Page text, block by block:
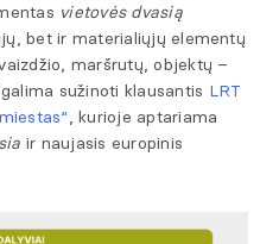
vietovės dvasią
bet ir materialiųjų elementų
maršrutų, objektų –
sužinoti klausantis LRT
, kurioje aptariama
ir naujasis europinis